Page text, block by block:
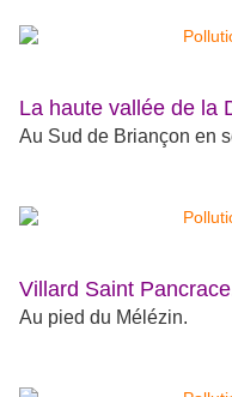
La haute vallée de la
Au Sud de Briançon en
Villard Saint
Au pied du Mélézin.